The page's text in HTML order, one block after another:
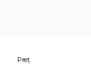
Preț